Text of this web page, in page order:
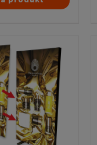
här
flera
varianter.
De
olika
alternativen
kan
väljas